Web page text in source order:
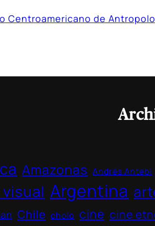
Centroamericano de
Amazonas Andrés Antebi
Argentina
Chile cholo cine cine